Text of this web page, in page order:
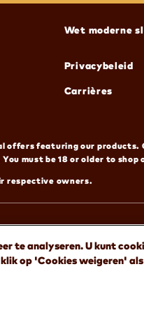
Wet moderne
(opent in nieuw
Privacybeleid
(opent in nieuw
Carrières
(opent in nieuw
offers featuring our products.
must be 18 or older to shop
respective owners.
te analyseren. U kunt
op 'Cookies weigeren'